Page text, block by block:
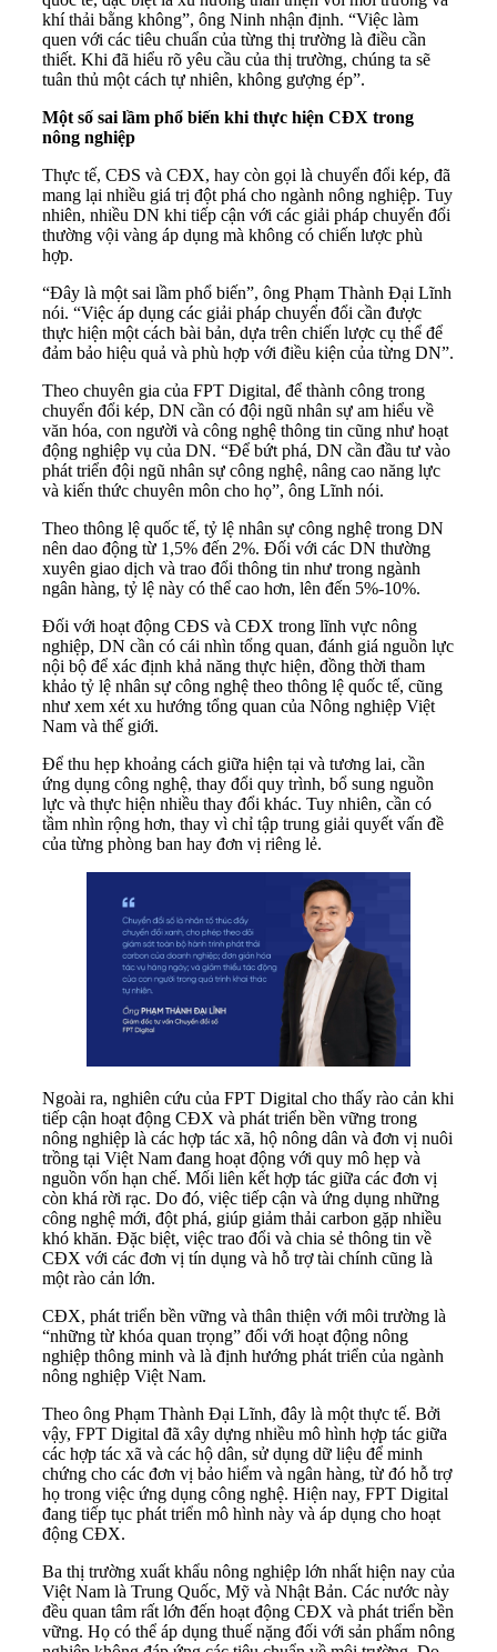
khí thải bằng không”, ông Ninh nhận định. “Việc làm
quen với các tiêu chuẩn của từng thị trường là điều cần
thiết. Khi đã hiểu rõ yêu cầu của thị trường, chúng ta sẽ
tuân thủ một cách tự nhiên, không gượng ép”.
Một số sai lầm phổ biến khi thực hiện CĐX trong
nông nghiệp
Thực tế, CĐS và CĐX, hay còn gọi là chuyển đổi kép, đã
mang lại nhiều giá trị đột phá cho ngành nông nghiệp. Tuy
nhiên, nhiều DN khi tiếp cận với các giải pháp chuyển đổi
thường vội vàng áp dụng mà không có chiến lược phù
hợp.
“Đây là một sai lầm phổ biến”, ông Phạm Thành Đại Lĩnh
nói. “Việc áp dụng các giải pháp chuyển đổi cần được
thực hiện một cách bài bản, dựa trên chiến lược cụ thể để
đảm bảo hiệu quả và phù hợp với điều kiện của từng DN”.
Theo chuyên gia của FPT Digital, để thành công trong
chuyển đổi kép, DN cần có đội ngũ nhân sự am hiểu về
văn hóa, con người và công nghệ thông tin cũng như hoạt
động nghiệp vụ của DN. “Để bứt phá, DN cần đầu tư vào
phát triển đội ngũ nhân sự công nghệ, nâng cao năng lực
và kiến thức chuyên môn cho họ”, ông Lĩnh nói.
Theo thông lệ quốc tế, tỷ lệ nhân sự công nghệ trong DN
nên dao động từ 1,5% đến 2%. Đối với các DN thường
xuyên giao dịch và trao đổi thông tin như trong ngành
ngân hàng, tỷ lệ này có thể cao hơn, lên đến 5%-10%.
Đối với hoạt động CĐS và CĐX trong lĩnh vực nông
nghiệp, DN cần có cái nhìn tổng quan, đánh giá nguồn lực
nội bộ để xác định khả năng thực hiện, đồng thời tham
khảo tỷ lệ nhân sự công nghệ theo thông lệ quốc tế, cũng
như xem xét xu hướng tổng quan của Nông nghiệp Việt
Nam và thế giới.
Để thu hẹp khoảng cách giữa hiện tại và tương lai, cần
ứng dụng công nghệ, thay đổi quy trình, bổ sung nguồn
lực và thực hiện nhiều thay đổi khác. Tuy nhiên, cần có
tầm nhìn rộng hơn, thay vì chỉ tập trung giải quyết vấn đề
của từng phòng ban hay đơn vị riêng lẻ.
Ngoài ra, nghiên cứu của FPT Digital cho thấy rào cản khi
tiếp cận hoạt động CĐX và phát triển bền vững trong
nông nghiệp là các hợp tác xã, hộ nông dân và đơn vị nuôi
trồng tại Việt Nam đang hoạt động với quy mô hẹp và
nguồn vốn hạn chế. Mối liên kết hợp tác giữa các đơn vị
còn khá rời rạc. Do đó, việc tiếp cận và ứng dụng những
công nghệ mới, đột phá, giúp giảm thải carbon gặp nhiều
khó khăn. Đặc biệt, việc trao đổi và chia sẻ thông tin về
CĐX với các đơn vị tín dụng và hỗ trợ tài chính cũng là
một rào cản lớn.
CĐX, phát triển bền vững và thân thiện với môi trường là
“những từ khóa quan trọng” đối với hoạt động nông
nghiệp thông minh và là định hướng phát triển của ngành
nông nghiệp Việt Nam.
Theo ông Phạm Thành Đại Lĩnh, đây là một thực tế. Bởi
vậy, FPT Digital đã xây dựng nhiều mô hình hợp tác giữa
các hợp tác xã và các hộ dân, sử dụng dữ liệu để minh
chứng cho các đơn vị bảo hiểm và ngân hàng, từ đó hỗ trợ
họ trong việc ứng dụng công nghệ. Hiện nay, FPT Digital
đang tiếp tục phát triển mô hình này và áp dụng cho hoạt
động CĐX.
Ba thị trường xuất khẩu nông nghiệp lớn nhất hiện nay của
Việt Nam là Trung Quốc, Mỹ và Nhật Bản. Các nước này
đều quan tâm rất lớn đến hoạt động CĐX và phát triển bền
vững. Họ có thể áp dụng thuế nặng đối với sản phẩm nông